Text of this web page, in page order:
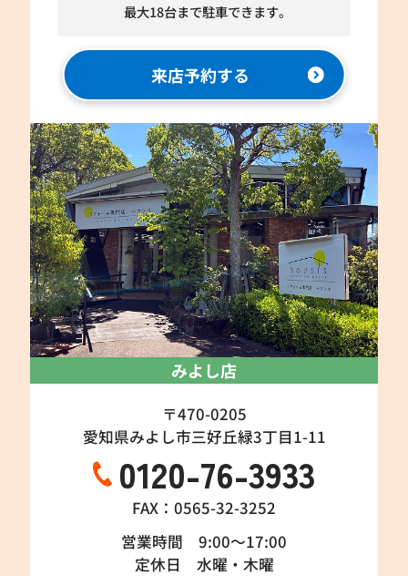
最大18台まで駐車できます。
来店予約する
みよし店
〒470-0205
愛知県みよし市三好丘緑3丁目1-11
0120-76-3933
FAX：0565-32-3252
営業時間 9:00～17:00
定休日 水曜・木曜